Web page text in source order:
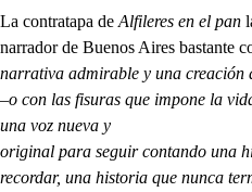
La contratapa de Alfileres en el pan
narrador de Buenos Aires bastante
narrativa admirable y una creación
–o con las fisuras que impone la
una voz nueva y
original para seguir contando una
recordar, una historia que nunca